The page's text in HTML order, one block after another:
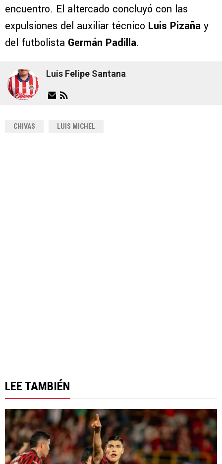
encuentro. El altercado concluyó con las
expulsiones del auxiliar técnico Luis Pizaña y
del futbolista Germán Padilla.
Luis Felipe Santana
CHIVAS LUIS MICHEL
LEE TAMBIÉN